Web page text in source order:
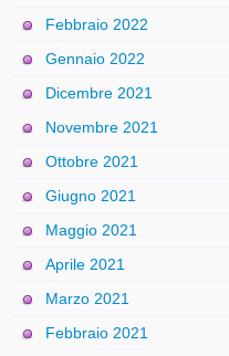
Febbraio 2022
Gennaio 2022
Dicembre 2021
Novembre 2021
Ottobre 2021
Giugno 2021
Maggio 2021
Aprile 2021
Marzo 2021
Febbraio 2021